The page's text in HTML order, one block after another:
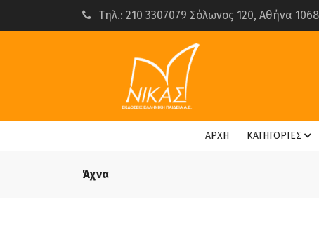
Τηλ.: 210 3307079 Σόλωνος 120, Αθήνα
ΑΡΧΗ ΚΑΤΗΓΟΡΙΕΣ
Άχνα